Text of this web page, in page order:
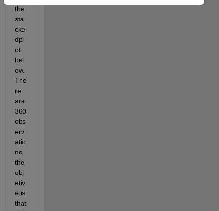
the
sta
cke
dpl
ot
bel
ow.
The
re
are
360
obs
erv
atio
ns,
the
obj
etiv
e is
that